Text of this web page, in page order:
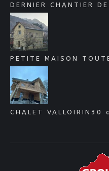
DERNIER CHANTIER DE
PETITE MAISON
CHALET VALLOIRIN 30